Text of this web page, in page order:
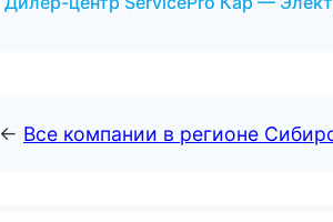
← Все компании в регионе